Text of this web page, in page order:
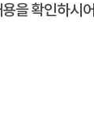
을 확인하시어